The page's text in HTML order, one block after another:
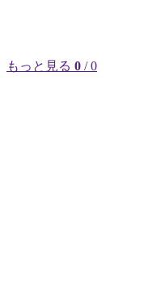
もっと見る 0 / 0